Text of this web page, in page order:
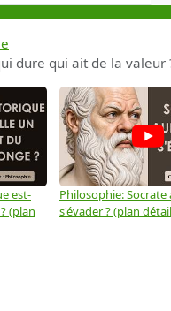
dure qui ait de la valeur
est-
(plan
Philosophie: Socrate
s'évader ? (plan